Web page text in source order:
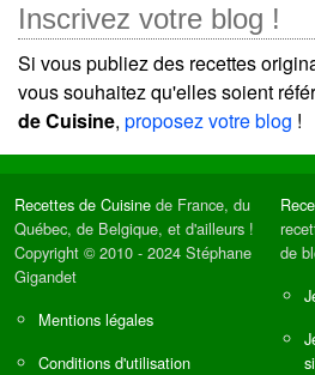
Inscrivez votre blog !
Si vous publiez des recettes
vous souhaitez qu'elles soient
de Cuisine, proposez votre blog !
Recettes de Cuisine de France, du
Québec, de Belgique, et d'ailleurs !
Copyright © 2010 - 2024 Stéphane
Gigandet
Mentions légales
Conditions d'utilisation
de